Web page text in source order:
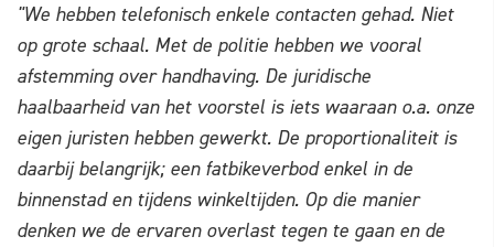
"We hebben telefonisch enkele contacten gehad. Niet
op grote schaal. Met de politie hebben we vooral
afstemming over handhaving. De juridische
haalbaarheid van het voorstel is iets waaraan o.a. onze
eigen juristen hebben gewerkt. De proportionaliteit is
daarbij belangrijk; een fatbikeverbod enkel in de
binnenstad en tijdens winkeltijden. Op die manier
denken we de ervaren overlast tegen te gaan en de